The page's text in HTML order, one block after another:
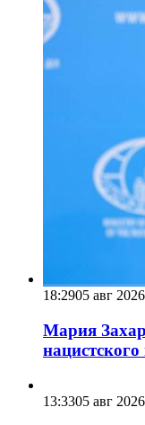
18:2905 авг 2026
Мария
13:3305 авг 2026